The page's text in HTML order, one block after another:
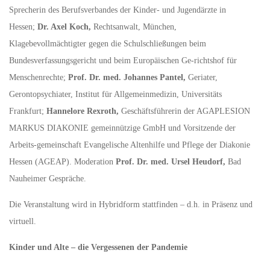
Sprecherin des Berufsverbandes der Kinder- und Jugendärzte in
Hessen; Dr. Axel Koch, Rechtsanwalt, München,
Klagebevollmächtigter gegen die Schulschließungen beim
Bundesverfassungsgericht und beim Europäischen Ge-richtshof für
Menschenrechte; Prof. Dr. med. Johannes Pantel, Geriater,
Gerontopsychiater, Institut für Allgemeinmedizin, Universitäts
Frankfurt; Hannelore Rexroth, Geschäftsführerin der AGAPLESION
MARKUS DIAKONIE gemeinnützige GmbH und Vorsitzende der
Arbeits-gemeinschaft Evangelische Altenhilfe und Pflege der Diakonie
Hessen (AGEAP). Moderation Prof. Dr. med. Ursel Heudorf, Bad
Nauheimer Gespräche.
Die Veranstaltung wird in Hybridform stattfinden – d.h. in Präsenz und
virtuell.
Kinder und Alte – die Vergessenen der Pandemie